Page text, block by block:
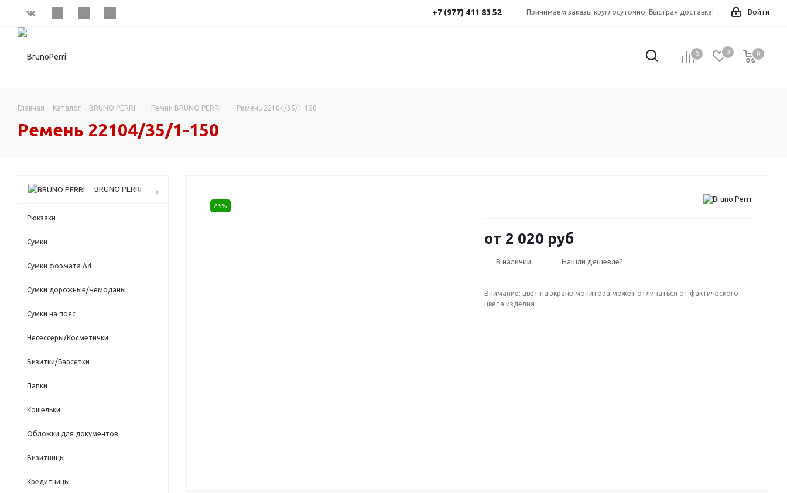
Войти
Принимаем заказы круглосуточно! Быстрая доставка!
+7 (977) 411 83 52
0 0 0
0
Главная - Каталог - BRUNO PERRI - Ремни BRUNO PERRI - Ремень 22104/35/1-150
Ремень 22104/35/1-150
25%
от 2 020 руб
В наличии Нашли дешевле?
Внимание: цвет на экране монитора может отличаться от фактического
цвета изделия
BRUNO PERRI
Рюкзаки
Сумки
Сумки формата А4
Сумки дорожные/Чемоданы
Сумки на пояс
Несессеры/Косметички
Визитки/Барсетки
Папки
Кошельки
Обложки для документов
Визитницы
Кредитницы